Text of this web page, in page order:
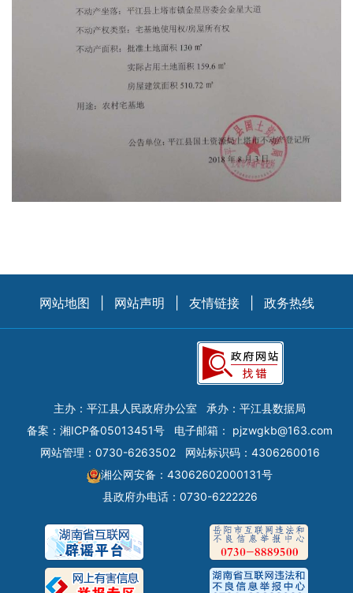
网站地图 网站声明 友情链接 政务热线
主办：平江县人民政府办公室
承办：平江县数据局
备案： 湘ICP备05013451号 电子邮箱： pjzwgkb@163.com
网站管理：0730-6263502
网站标识码：4306260016
湘公网安备：43062602000131号
县政府办电话：0730-6222226